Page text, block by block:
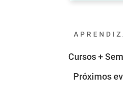
Cursos +
Próximos